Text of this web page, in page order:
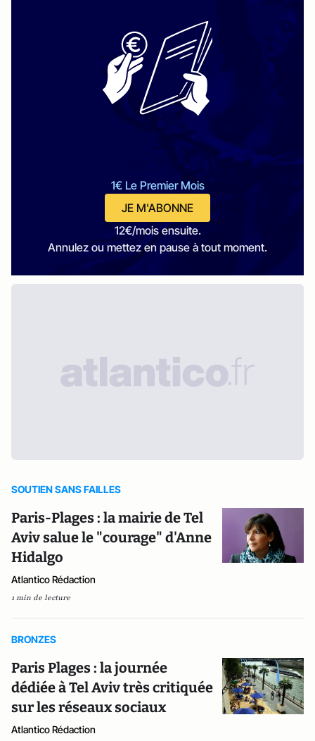
1€ Le Premier Mois
JE M'ABONNE
12€/mois ensuite.
Annulez ou mettez en pause à tout moment.
SOUTIEN SANS FAILLES
Paris-Plages : la mairie de Tel
Aviv salue le "courage" d'Anne
Hidalgo
Atlantico Rédaction
1 min de lecture
BRONZES
Paris Plages : la journée
dédiée à Tel Aviv très critiquée
sur les réseaux sociaux
Atlantico Rédaction